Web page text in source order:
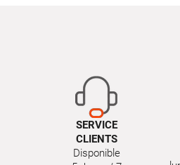
SERVICE
CLIENTS
Disponible